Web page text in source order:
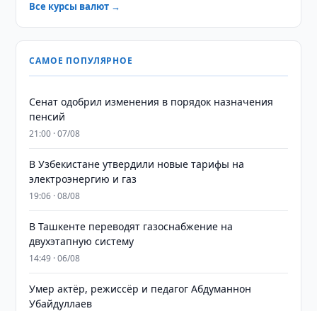
Все курсы валют →
САМОЕ ПОПУЛЯРНОЕ
Сенат одобрил изменения в порядок назначения
пенсий
21:00 · 07/08
В Узбекистане утвердили новые тарифы на
электроэнергию и газ
19:06 · 08/08
В Ташкенте переводят газоснабжение на
двухэтапную систему
14:49 · 06/08
Умер актёр, режиссёр и педагог Абдуманнон
Убайдуллаев